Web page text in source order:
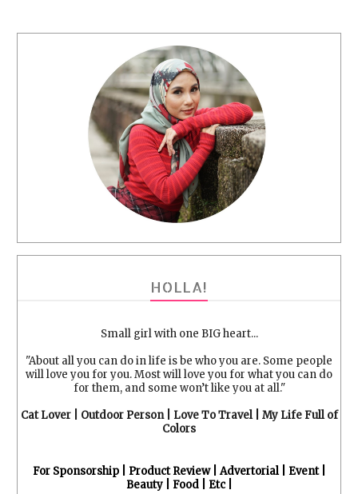
HOLLA!
Small girl with one BIG heart...
"About all you can do in life is be who you are. Some people
will love you for you. Most will love you for what you can do
for them, and some won’t like you at all."
Cat Lover | Outdoor Person | Love To Travel | My Life Full of
Colors
For Sponsorship | Product Review | Advertorial | Event |
Beauty | Food | Etc |